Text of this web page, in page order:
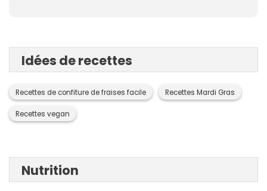
Idées de recettes
Recettes de confiture de fraises facile Recettes Mardi Gras
Recettes vegan
Nutrition